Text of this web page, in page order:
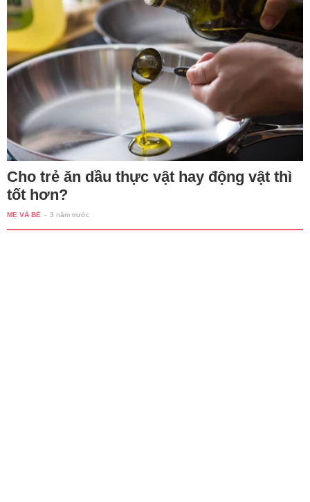
Cho trẻ ăn dầu thực vật hay động vật thì
tốt hơn?
MẸ VÀ BÉ - 3 năm trước